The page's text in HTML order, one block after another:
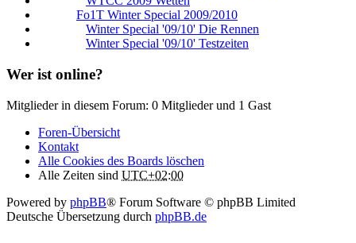
Fo1T Winter Special 2009/2010
Winter Special '09/10' Die Rennen
Winter Special '09/10' Testzeiten
Wer ist online?
Mitglieder in diesem Forum: 0 Mitglieder und 1 Gast
Foren-Übersicht
Kontakt
Alle Cookies des Boards löschen
Alle Zeiten sind UTC+02:00
Powered by phpBB® Forum Software © phpBB Limited
Deutsche Übersetzung durch phpBB.de